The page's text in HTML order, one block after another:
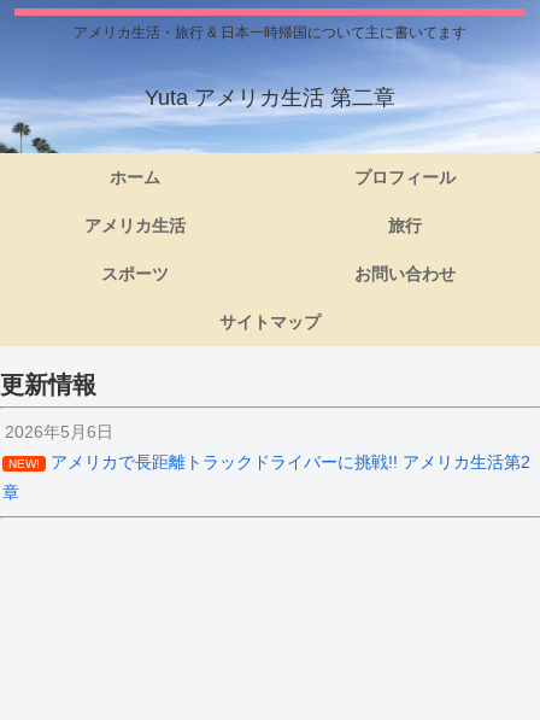
アメリカ生活・旅行 & 日本一時帰国について主に書いてます
Yuta アメリカ生活 第二章
ホーム プロフィール
アメリカ生活 旅行
スポーツ お問い合わせ
サイトマップ
更新情報
2026年5月6日
NEW!
アメリカで長距離トラックドライバーに挑戦!! アメリカ生活第2
章